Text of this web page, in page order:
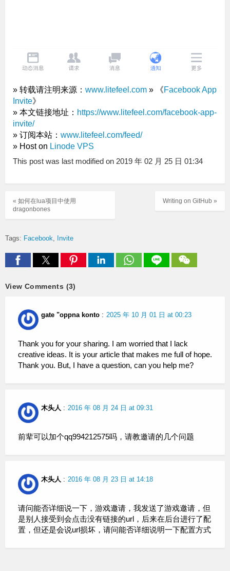
» 转载请注明来源： www.litefeel.com » 《Facebook App
Invite》
» 本文链接地址： https://www.litefeel.com/facebook-app-
invite/
» 订阅本站： www.litefeel.com/feed/
» Host on Linode VPS
This post was last modified on 2019 年 02 月 25 日 01:34
Writing on GitHub »
« 如何在lua项目中使用
dragonbones
Tags: Facebook Invite
View Comments (3)
gate "oppna konto : 2025 年 10 月 01 日 at 00:23
Thank you for your sharing. I am worried that I lack
creative ideas. It is your article that makes me full of hope.
Thank you. But, I have a question, can you help me?
木头人 : 2016 年 08 月 24 日 at 09:31
前辈可以加个qq994212575吗，请教邀请的几个问题
木头人 : 2016 年 08 月 23 日 at 14:18
请问能否详细说一下，游戏邀请，我发送了游戏邀请，但
是别人接受到会点击没有链接的url，后来在后台进行了配
置，但还是会说url损坏，请问能否详细说明一下配置方式